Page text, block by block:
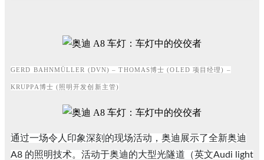
GERD BAHNMÜLLER (DVN) – THOMAS博士 (OLED 项目经理) –
KRUPPA博士 (照明开发创新主管)
通过一场令人印象深刻的现场活动，奥迪展示了全新奥迪
A8 的照明技术。活动于奥迪的大型光隧道（英文Audi light